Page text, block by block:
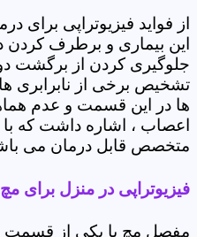
از فواید فیزیوتراپی برای
این بیماری و برطرف
جلوگیری کردن از برگشت
تشخیص برخی از نابرابری
ها در این قسمت و عدم
اعصاب ، اشاره داشت که با
متخصص قابل درمان می
فیزیوتراپی در منزل برای مچ
مفصل مچ پا یکی از قسمت